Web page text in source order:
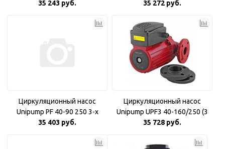
35 243 руб.
скоростной
35 272 руб.
Циркуляционный насос
Unipump PF 40-90 250 3-х
скоростной
35 403 руб.
Циркуляционный насос
Unipump UPF3 40-160/250 (3
фазн)
35 728 руб.